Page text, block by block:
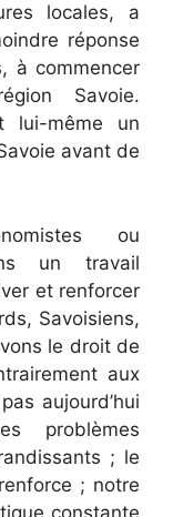
locales, a
réponse
à commencer
Savoie.
lui-même un
avant de
ou
un travail
et renforcer
Savoisiens,
le droit de
aux
aujourd’hui
problèmes
; le
; notre
constante